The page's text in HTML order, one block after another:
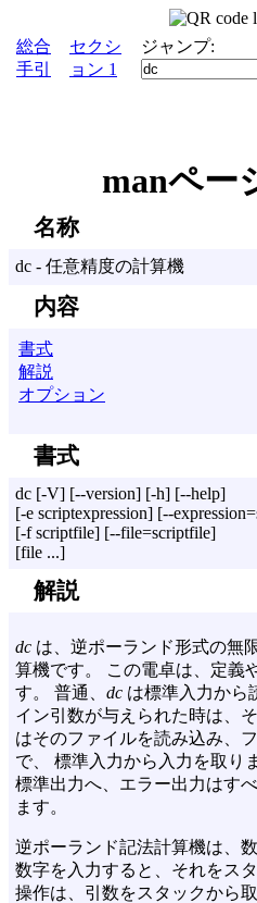
総合
手引
セクシ
ョン 1
ジャンプ:
manペ
名称
dc - 任意精度の計算機
内容
書式
解説
オプション
書式
dc [-V] [--version] [-h] [--help]
[-e scriptexpression] [--
[-f scriptfile] [--file=scriptfile]
[file ...]
解説
dc は、逆ポーランド形式の無
算機です。 この電卓は、定義
す。 普通、 dc は標準入力から
イン引数が与えられた時は、
はそのファイルを読み込み、
で、 標準入力から入力を取り
標準出力へ、エラー出力はす
ます。
逆ポーランド記法計算機は、
数字を入力すると、それをス
操作は、引数をスタックから